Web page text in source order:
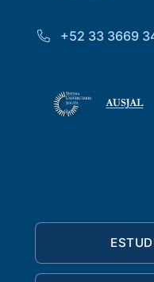
+52 33 3669